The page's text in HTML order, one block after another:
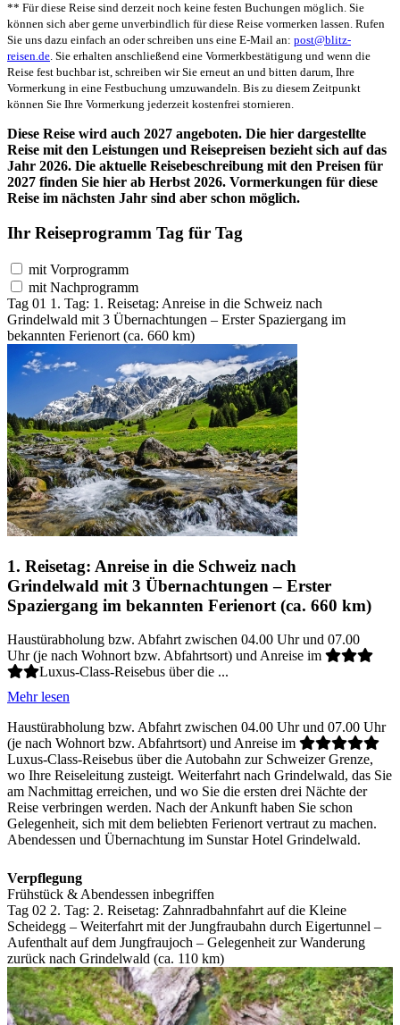
** Für diese Reise sind derzeit noch keine festen Buchungen möglich. Sie
können sich aber gerne unverbindlich für diese Reise vormerken lassen. Rufen
Sie uns dazu einfach an oder schreiben uns eine E-Mail an: post@blitz-
reisen.de. Sie erhalten anschließend eine Vormerkbestätigung und wenn die
Reise fest buchbar ist, schreiben wir Sie erneut an und bitten darum, Ihre
Vormerkung in eine Festbuchung umzuwandeln. Bis zu diesem Zeitpunkt
können Sie Ihre Vormerkung jederzeit kostenfrei stornieren.
Diese Reise wird auch 2027 angeboten. Die hier dargestellte
Reise mit den Leistungen und Reisepreisen bezieht sich auf das
Jahr 2026. Die aktuelle Reisebeschreibung mit den Preisen für
2027 finden Sie hier ab Herbst 2026. Vormerkungen für diese
Reise im nächsten Jahr sind aber schon möglich.
Ihr Reiseprogramm Tag für Tag
mit Vorprogramm
mit Nachprogramm
Tag 01 1. Tag: 1. Reisetag: Anreise in die Schweiz nach
Grindelwald mit 3 Übernachtungen – Erster Spaziergang im
bekannten Ferienort (ca. 660 km)
1. Reisetag: Anreise in die Schweiz nach
Grindelwald mit 3 Übernachtungen – Erster
Spaziergang im bekannten Ferienort (ca. 660 km)
Haustürabholung bzw. Abfahrt zwischen 04.00 Uhr und 07.00
Uhr (je nach Wohnort bzw. Abfahrtsort) und Anreise im
Luxus-Class-Reisebus über die ...
Mehr lesen
Haustürabholung bzw. Abfahrt zwischen 04.00 Uhr und 07.00 Uhr
(je nach Wohnort bzw. Abfahrtsort) und Anreise im
Luxus-Class-Reisebus über die Autobahn zur Schweizer Grenze,
wo Ihre Reiseleitung zusteigt. Weiterfahrt nach Grindelwald, das Sie
am Nachmittag erreichen, und wo Sie die ersten drei Nächte der
Reise verbringen werden. Nach der Ankunft haben Sie schon
Gelegenheit, sich mit dem beliebten Ferienort vertraut zu machen.
Abendessen und Übernachtung im Sunstar Hotel Grindelwald.
Verpflegung
Frühstück & Abendessen inbegriffen
Tag 02 2. Tag: 2. Reisetag: Zahnradbahnfahrt auf die Kleine
Scheidegg – Weiterfahrt mit der Jungfraubahn durch Eigertunnel –
Aufenthalt auf dem Jungfraujoch – Gelegenheit zur Wanderung
zurück nach Grindelwald (ca. 110 km)